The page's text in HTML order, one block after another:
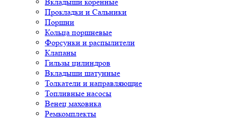
Прокладки и Сальники
Поршни
Кольца поршневые
Форсунки и распылители
Клапаны
Гильзы цилиндров
Вкладыши шатунные
Толкатели и направляющие
Топливные насосы
Венец маховика
Ремкомплекты